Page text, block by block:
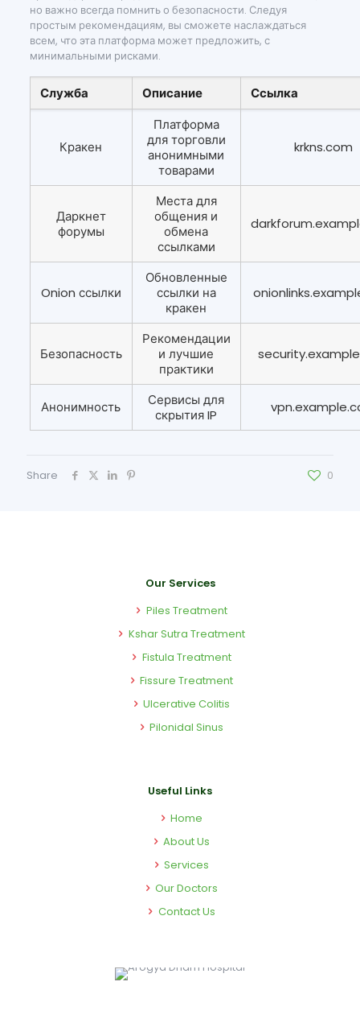
но важно всегда помнить о безопасности. Следуя
простым рекомендациям, вы сможете наслаждаться
всем, что эта платформа может предложить, с
минимальными рисками.
Служба Описание Ссылка
Кракен
Платформа
для торговли
анонимными
товарами
krkns.com
Даркнет
форумы
Места для
общения и
обмена
ссылками
Onion ссылки
Обновленные
ссылки на
кракен
Безопасность
Рекомендации
и лучшие
практики
Анонимность
Сервисы для
скрытия IP
Share 0
Our Services
Piles Treatment
Kshar Sutra Treatment
Fistula Treatment
Fissure Treatment
Ulcerative Colitis
Pilonidal Sinus
Useful Links
Home
About Us
Services
Our Doctors
Contact Us